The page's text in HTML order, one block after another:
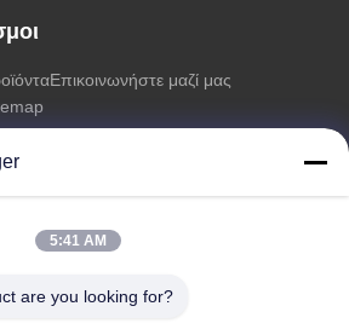
Επικοινωνήστε μαζί μας
μας
Δήμος Licheng Πόλη Jinan, επαρχία
hairbundles.com
5:41 AM
are you looking for?